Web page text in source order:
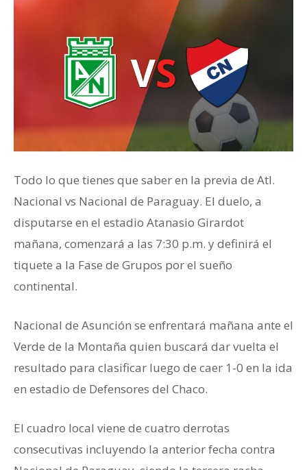
Todo lo que tienes que saber en la previa de Atl.
Nacional vs Nacional de Paraguay. El duelo, a
disputarse en el estadio Atanasio Girardot
mañana, comenzará a las 7:30 p.m. y definirá el
tiquete a la Fase de Grupos por el sueño
continental.
Nacional de Asunción se enfrentará mañana ante el
Verde de la Montaña quien buscará dar vuelta el
resultado para clasificar luego de caer 1-0 en la ida
en estadio de Defensores del Chaco.
El cuadro local viene de cuatro derrotas
consecutivas incluyendo la anterior fecha contra